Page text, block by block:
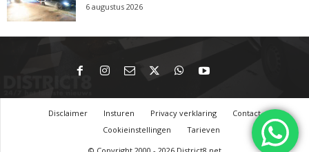
6 augustus 2026
Disclaimer Insturen Privacy verklaring
Contact
Cookieinstellingen
Tarieven